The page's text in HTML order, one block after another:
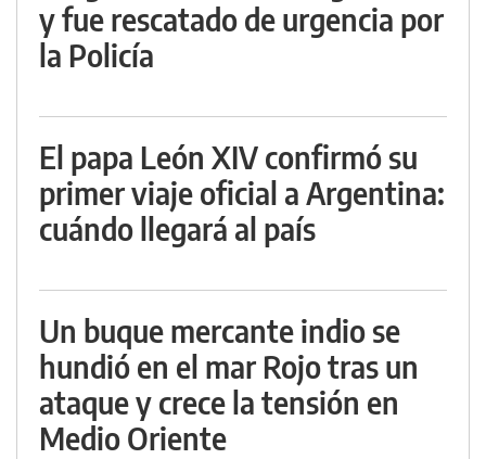
y fue rescatado de urgencia por
la Policía
El papa León XIV confirmó su
primer viaje oficial a Argentina:
cuándo llegará al país
Un buque mercante indio se
hundió en el mar Rojo tras un
ataque y crece la tensión en
Medio Oriente